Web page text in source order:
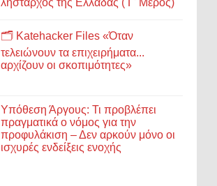
λήσταρχος της Ελλάδας ( Γ' Μέρος)
🗂️ Katehacker Files «Όταν
τελειώνουν τα επιχειρήματα...
αρχίζουν οι σκοπιμότητες»
Υπόθεση Άργους: Τι προβλέπει
πραγματικά ο νόμος για την
προφυλάκιση – Δεν αρκούν μόνο οι
ισχυρές ενδείξεις ενοχής